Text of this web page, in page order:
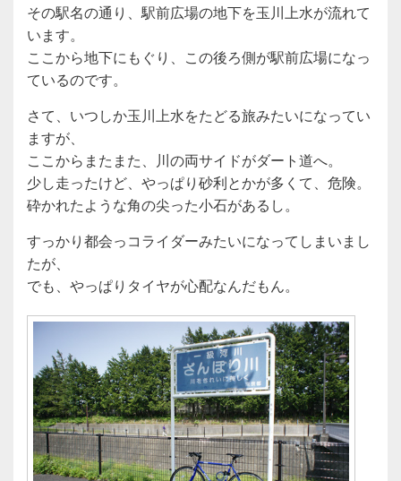
その駅名の通り、駅前広場の地下を玉川上水が流れて
います。
ここから地下にもぐり、この後ろ側が駅前広場になっ
ているのです。
さて、いつしか玉川上水をたどる旅みたいになってい
ますが、
ここからまたまた、川の両サイドがダート道へ。
少し走ったけど、やっぱり砂利とかが多くて、危険。
砕かれたような角の尖った小石があるし。
すっかり都会っコライダーみたいになってしまいまし
たが、
でも、やっぱりタイヤが心配なんだもん。